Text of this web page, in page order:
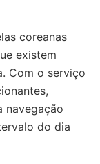
coreanas
existem
Com o serviço
navegação
do dia